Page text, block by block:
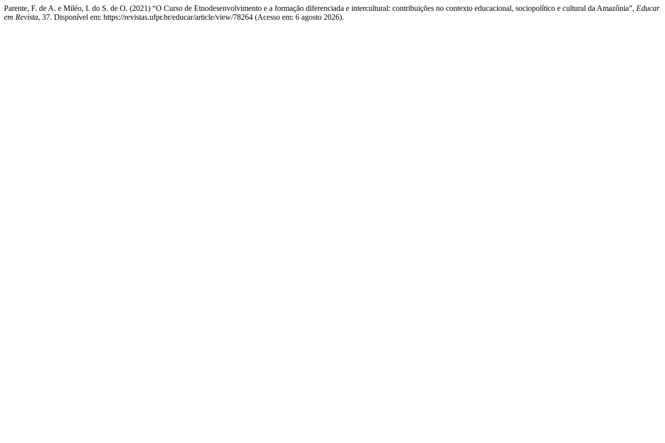
Parente, F. de A. e Miléo, I. do S. de O. (2021) “O Curso de Etnodesenvolvimento e a formação diferenciada e intercultural: contribuições no contexto educacional, sociopolítico e cultural da Amazônia”, Educar
em Revista, 37. Disponível em: https://revistas.ufpr.br/educar/article/view/78264 (Acesso em: 6 agosto 2026).